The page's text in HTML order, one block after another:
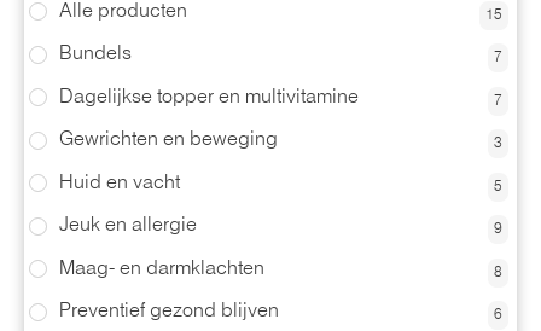
Alle producten 15
Bundels 7
Dagelijkse topper en multivitamine 7
Gewrichten en beweging 3
Huid en vacht 5
Jeuk en allergie 9
Maag- en darmklachten 8
Preventief gezond blijven 6